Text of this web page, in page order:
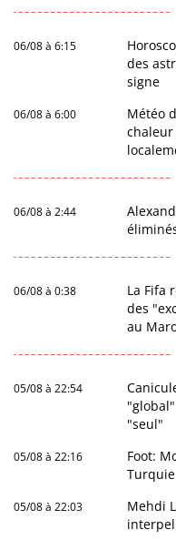
06/08 à 6:15
des
signe
06/08 à 6:00
Météo
06/08 à 2:44
06/08 à 0:38
La Fifa
des
au
05/08 à 22:54
"seul"
05/08 à 22:16
Foot:
Turquie
05/08 à 22:03
Mehdi